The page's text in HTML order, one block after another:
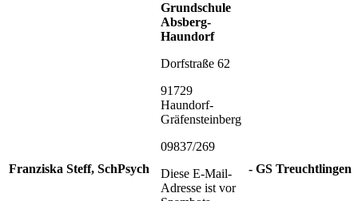
Franziska Steff, SchPsych
Grundschule
Absberg-
Haundorf
Dorfstraße 62
91729
Haundorf-
Gräfensteinberg
09837/269
Diese E-Mail-
Adresse ist vor
- GS Treuchtlingen